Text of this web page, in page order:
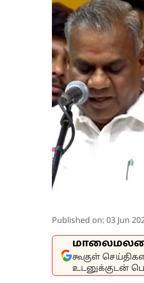
Published on: 03 Jun
கூகுள்
உடனுக்குடன்